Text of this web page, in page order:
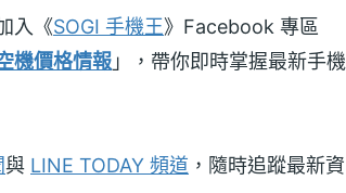
入《SOGI 手機王》Facebook 專區
機價格情報 」，帶你即時掌握最新手機
與 LINE TODAY 頻道 ，隨時追蹤最新資